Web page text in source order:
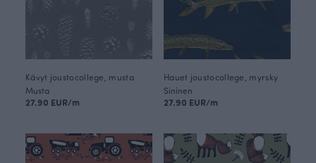
Kävyt joustocollege, musta
Musta
27.90 EUR/m
Hauet joustocollege, myrsky
Sininen
27.90 EUR/m